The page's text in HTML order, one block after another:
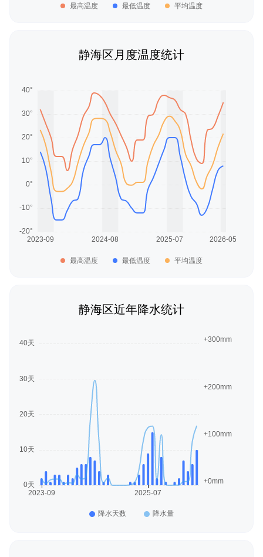
最高温度 最低温度 平均温度
静海区月度温度统计
最高温度 最低温度 平均温度
静海区近年降水统计